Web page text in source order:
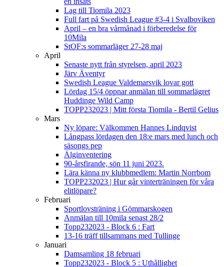
Lag till Tiomila 2023
Full fart på Swedish League #3-4 i Svalboviken
April – en bra vårmånad i förberedelse för
10Mila
StOF:s sommarläger 27-28 maj
April
Senaste nytt från styrelsen, april 2023
Järv Äventyr
Swedish League Valdemarsvik lovar gott
Lördag 15/4 öppnar anmälan till sommarlägret
Huddinge Wild Camp
TOPP232023 | Mitt första Tiomila - Bertil Gelius
Mars
Ny löpare: Välkommen Hannes Lindqvist
Långpass lördagen den 18:e mars med lunch och
säsongs pep
Älginventering
90-årsfirande, sön 11 juni 2023.
Lära känna ny klubbmedlem: Martin Norrbom
TOPP232023 | Hur går vinterträningen för våra
elitlöpare?
Februari
Sportlovsträning i Gömmarskogen
Anmälan till 10mila senast 28/2
Topp232023 - Block 6 : Fart
13-16 träff tillsammans med Tullinge
Januari
Damsamling 18 februari
Topp232023 - Block 5 : Uthållighet